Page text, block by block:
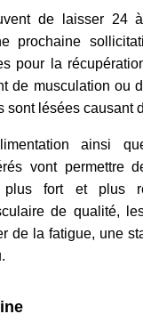
de laisser 24
prochaine
pour la
de musculation ou
sont lésées causant
ainsi
vont permettre
fort et plus
de qualité,
de la fatigue, une